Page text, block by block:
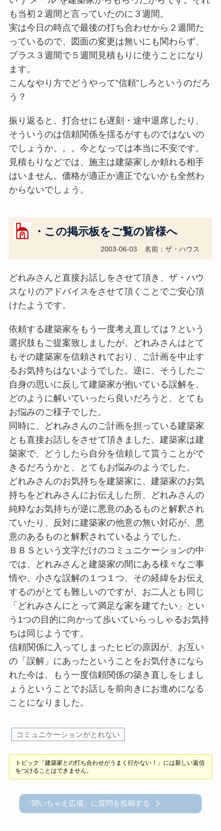
も当初２週間と言っていたのに３週間。
実は今日の時点で最後の打ち合わせから２週間た
っているので、図面の変更は無いにも関わらず、
プラス３週間で５週間見積もりに使うことになり
ます。
こんなやり方でどうやって”信頼”しろというのだろ
う？
振り返ると、打合せにも遅刻・途中退席したり、
そういうのは信頼関係を揺るがすものではないの
でしょうか。。。今となっては本当に不安です。
見積もりなどでは、施主は建築家しか頼れる相手
はいません。価格が適正か適正でないかも全然わ
からないでしょう。
・この掲示板をご覧の皆様へ
2003-06-03 名前：ザ・ハウス
どれみさんと直接お話しをさせて頂き、ザ・ハウ
スなりのアドバイスをさせて頂くことでご安心頂
けたようです。
依頼する建築家をもう一度考え直しては？という
選択肢もご提案致しましたが、どれみさんはとて
もその建築家を信頼されており、ご計画を中止す
るお気持ちはないようでした。逆に、そうしたご
自身の思いに反して建築家が抱いている誤解を、
どのように解いていったら良いだろうと、とても
お悩みのご様子でした。
同時に、どれみさんのご計画を担っている建築家
とも直接お話しをさせて頂きました。建築家は建
築家で、どうしたら自分を信頼して貰うことがで
きるだろうかと、とてもお悩みのようでした。
どれみさんのお気持ちを建築家に、建築家のお気
持ちをどれみさんにお伝えした所、どれみさんの
純粋なお気持ちが逆に悪意のあるものと解釈され
ていたり、反対に建築家の他意の無い対応が、悪
意のあるものと解釈されているようでした。
ＢＢＳという文字だけのコミュニケーションの中
では、どれみさんと建築家の間にある様々なご事
情や、小さな誤解の１つ１つ、その経緯をお伝え
するのがとても難しいのですが、お二人とも同じ
「どれみさんにとって満足な家を建てたい」とい
う1つの目的に向かって歩いていらっしゃるお気持
ちは同じようです。
信頼関係に入ってしまったヒビの原因が、お互い
の「誤解」にあったということをお気付きになら
れた今は、もう一度信頼関係の築き直しをしまし
ょうということでお話しを前向きにお進めになる
ことになりました。
コミュニケーションがとれない
トピック「建築家との打ち合わせがうまく行かない！」には新しい返信
をつけることはできません。
「聞いちゃえ広場」に質問を投稿する